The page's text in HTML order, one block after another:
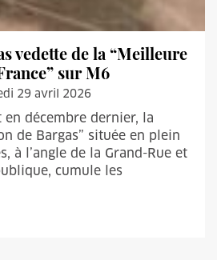
vedette de la “Meilleure
sur M6
29 avril 2026
décembre dernier, la
de Bargas” située en plein
à l’angle de la Grand-Rue et
cumule les